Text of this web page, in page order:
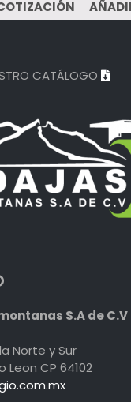
CATÁLOGO
S.A de C.V
Norte y Sur
Leon CP 64102